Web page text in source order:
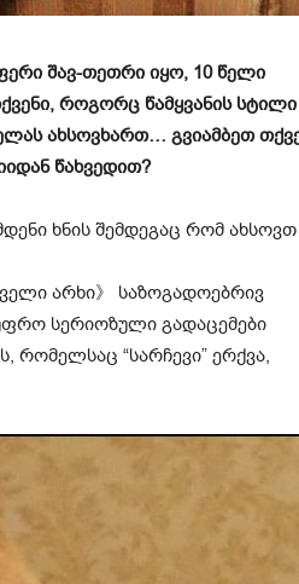
შავ-თეთრი იყო, 10 წელი
როგორც წამყვანის სტილი
ახსოვხართ… გვიამბეთ
წახვედით?
ხნის შემდეგაც რომ ახსოვთ
არხი》 საზოგადოებრივ
სერიოზული გადაცემები
რომელსაც “სარჩევი” ერქვა,